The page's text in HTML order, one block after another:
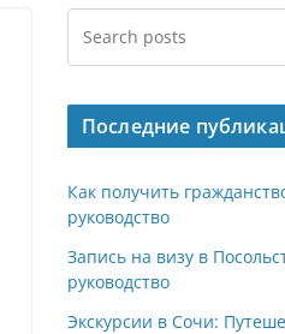
Последние
Как получить
руководство
Запись на визу в
руководство
Экскурсии в Сочи: